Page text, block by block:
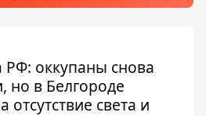
РФ: оккупаны снова
но в Белгороде
света и